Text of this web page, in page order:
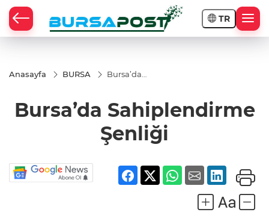
TR
Anasayfa BURSA
Bursa’da
Bursa’da Sahiplendirme
Şenliği